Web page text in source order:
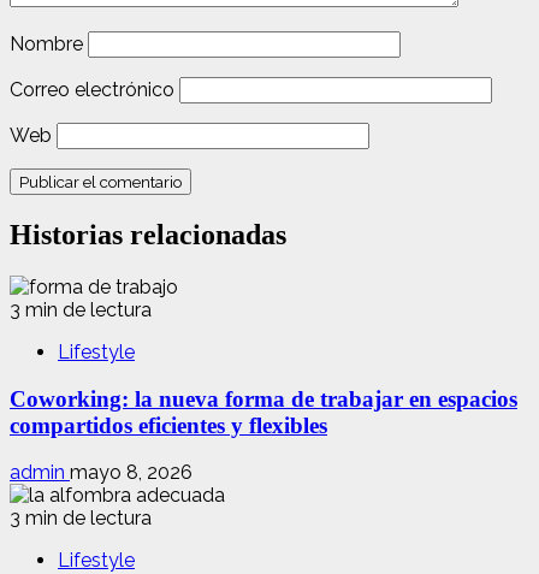
Nombre
Correo electrónico
Web
Historias relacionadas
3 min de lectura
Lifestyle
Coworking: la nueva forma de trabajar en espacios
compartidos eficientes y flexibles
admin mayo 8, 2026
3 min de lectura
Lifestyle